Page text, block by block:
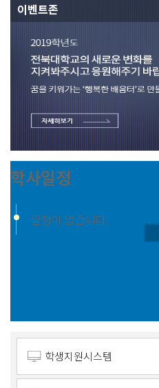
이벤트존
학사일정
일정이 없습니다.
학생지원시스템